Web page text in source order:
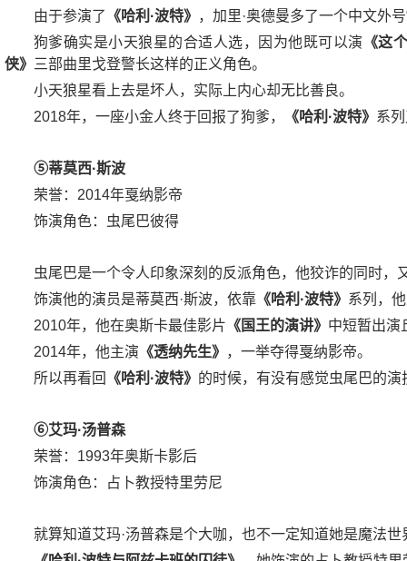
由于参演了 《哈利·波特》 ，加里·奥德曼多了一个中文外号
狗爹确实是小天狼星的合适人选，因为他既可以演 《这
侠》 三部曲里戈登警长这样的正义角色。
小天狼星看上去是坏人，实际上内心却无比善良。
2018年，一座小金人终于回报了狗爹，
《哈利·波特》 系
⑤蒂莫西·斯波
荣誉：2014年戛纳影帝
饰演角色：虫尾巴彼得
虫尾巴是一个令人印象深刻的反派角色，他狡诈的同时，
饰演他的演员是蒂莫西·斯波，依靠 《哈利·波特》 系列，
2010年，他在奥斯卡最佳影片 《国王的演讲》 中短暂出演
2014年，他主演 《透纳先生》 ，一举夺得戛纳影帝。
所以再看回
《哈利·波特》 的时候，有没有感觉虫尾巴的演
⑥艾玛·汤普森
荣誉：1993年奥斯卡影后
饰演角色：占卜教授特里劳尼
就算知道艾玛·汤普森是个大咖，也不一定知道她是魔法世